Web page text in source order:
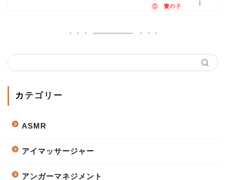
カテゴリー
ASMR
アイマッサージャー
アンガーマネジメント